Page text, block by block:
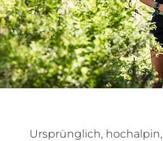
Ursprünglich, hochalpin,